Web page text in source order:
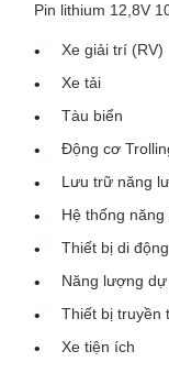
Pin lithium 12,8V
Xe giải trí (RV)
Xe tải
Tàu biển
Động cơ
Lưu trữ năng
Hệ thống
Thiết bị di
Năng lượng
Thiết bị truyền
Xe tiện ích